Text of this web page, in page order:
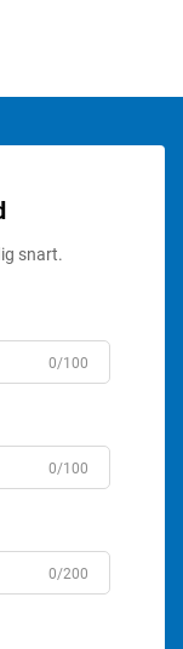
snart.
0/100
0/100
0/200